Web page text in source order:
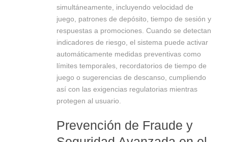
simultáneamente, incluyendo velocidad de
juego, patrones de depósito, tiempo de sesión y
respuestas a promociones. Cuando se detectan
indicadores de riesgo, el sistema puede activar
automáticamente medidas preventivas como
límites temporales, recordatorios de tiempo de
juego o sugerencias de descanso, cumpliendo
así con las exigencias regulatorias mientras
protegen al usuario.
Prevención de Fraude y